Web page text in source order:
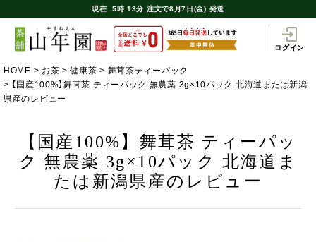
現在 5時 13分 注文で8月7日(金) 発送
ログイン
HOME お茶 健康茶
舞茸茶ティーパック
【国産100%】舞茸茶 ティーパック 無農薬 3g×10パック 北海道または新潟
県産のレビュー
【国産100%】舞茸茶 ティーパッ
ク 無農薬 3g×10パック 北海道ま
たは新潟県産のレビュー